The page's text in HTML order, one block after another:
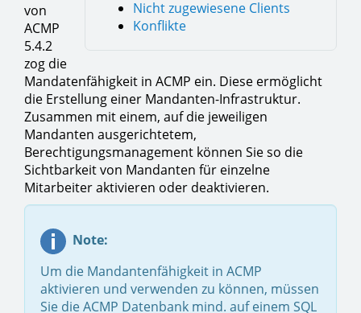
Nicht zugewiesene Clients
Konflikte
von
ACMP
5.4.2
zog die
Mandatenfähigkeit in ACMP ein. Diese ermöglicht
die Erstellung einer Mandanten-Infrastruktur.
Zusammen mit einem, auf die jeweiligen
Mandanten ausgerichtetem,
Berechtigungsmanagement können Sie so die
Sichtbarkeit von Mandanten für einzelne
Mitarbeiter aktivieren oder deaktivieren.
Note:
Um die Mandantenfähigkeit in ACMP
aktivieren und verwenden zu können, müssen
Sie die ACMP Datenbank mind. auf einem SQL